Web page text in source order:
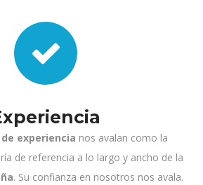
de experiencia nos avalan como la
de referencia a lo largo y ancho de la
. Su confianza en nosotros nos avala.